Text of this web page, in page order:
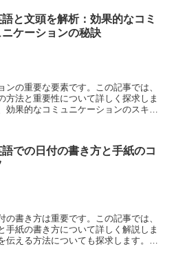
と文頭を解析：効果的なコミ
ニケーションの秘訣
の重要な要素です。この記事では、
方法と重要性について詳しく探求しま
果的なコミュニケーションのスキル
語での日付の書き方と手紙のコ
書き方は重要です。この記事では、
手紙の書き方について詳しく解説しま
伝える方法についても探求します。1.